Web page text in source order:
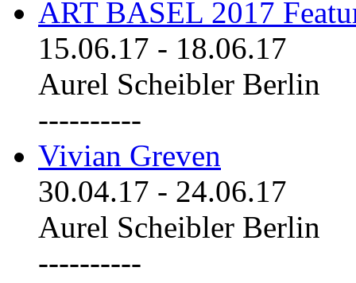
ART BASEL 2017
15.06.17 - 18.06.17
Aurel Scheibler Berlin
----------
Vivian Greven
30.04.17 - 24.06.17
Aurel Scheibler Berlin
----------